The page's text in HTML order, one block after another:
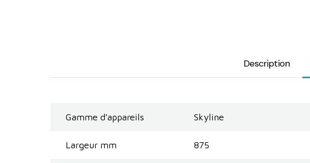
Description
Gamme d'appareils Skyline
Largeur mm 875